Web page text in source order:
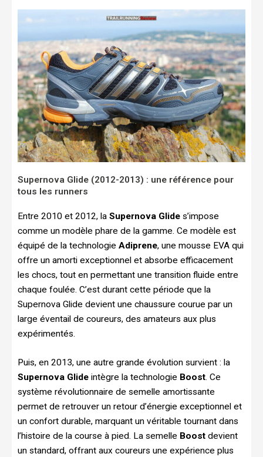
Supernova Glide (2012-2013) : une référence pour
tous les runners
Entre 2010 et 2012, la Supernova Glide s’impose
comme un modèle phare de la gamme. Ce modèle est
équipé de la technologie Adiprene, une mousse EVA qui
offre un amorti exceptionnel et absorbe efficacement
les chocs, tout en permettant une transition fluide entre
chaque foulée. C’est durant cette période que la
Supernova Glide devient une chaussure courue par un
large éventail de coureurs, des amateurs aux plus
expérimentés.
Puis, en 2013, une autre grande évolution survient : la
Supernova Glide intègre la technologie Boost. Ce
système révolutionnaire de semelle amortissante
permet de retrouver un retour d’énergie exceptionnel et
un confort durable, marquant un véritable tournant dans
l’histoire de la course à pied. La semelle Boost devient
un standard, offrant aux coureurs une expérience plus